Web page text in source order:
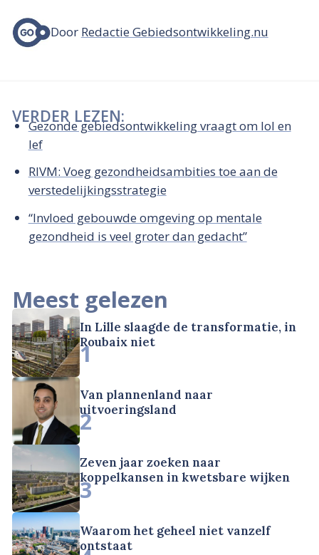
Door Redactie Gebiedsontwikkeling.nu
VERDER LEZEN:
Gezonde gebiedsontwikkeling vraagt om lol en
lef
RIVM: Voeg gezondheidsambities toe aan de
verstedelijkingsstrategie
“Invloed gebouwde omgeving op mentale
gezondheid is veel groter dan gedacht”
Meest gelezen
In Lille slaagde de transformatie, in
Roubaix niet
1
Van plannenland naar
uitvoeringsland
2
Zeven jaar zoeken naar
koppelkansen in kwetsbare wijken
3
Waarom het geheel niet vanzelf
ontstaat